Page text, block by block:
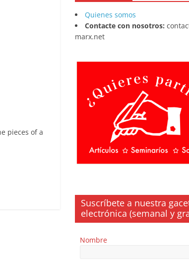
pieces of a
Quienes somos
Contacte con nosotros:
marx.net
Suscríbete a nuestra
electrónica (semanal y
Nombre